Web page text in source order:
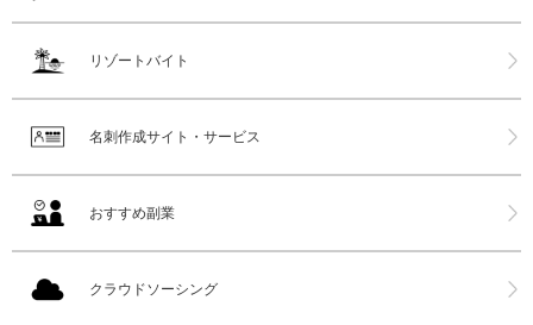
リゾートバイト
名刺作成サイト・サービス
おすすめ副業
クラウドソーシング